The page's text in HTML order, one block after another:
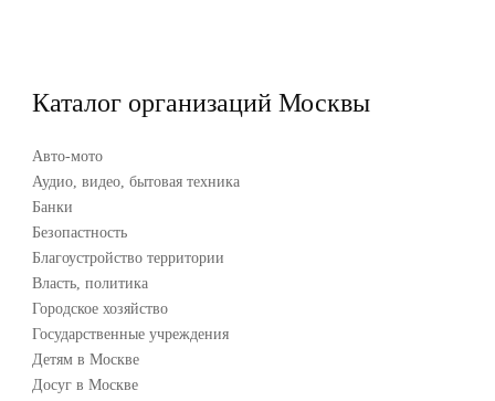
Каталог организаций Москвы
Авто-мото
Аудио, видео, бытовая техника
Банки
Безопастность
Благоустройство территории
Власть, политика
Городское хозяйство
Государственные учреждения
Детям в Москве
Досуг в Москве